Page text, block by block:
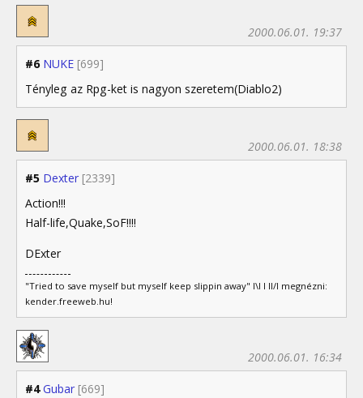
#6 NUKE [699]
2000.06.01. 19:37
Tényleg az Rpg-ket is nagyon szeretem(Diablo2)
#5 Dexter [2339]
2000.06.01. 18:38
Action!!!
Half-life,Quake,SoF!!!!
DExter
"Tried to save myself but myself keep slippin away" I\I I II/I megnézni:
kender.freeweb.hu!
#4 Gubar [669]
2000.06.01. 16:34